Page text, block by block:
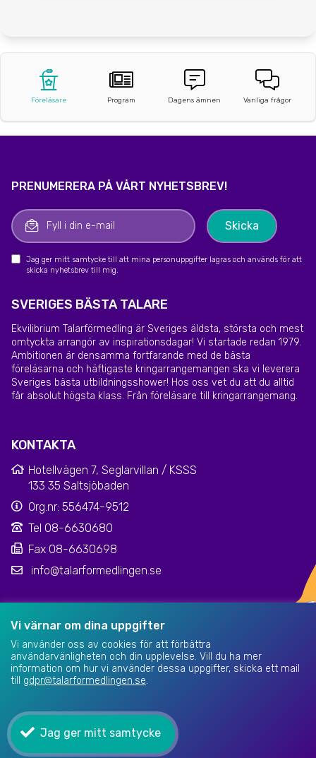
Föreläsare Program Dagens ämnen Vanliga frågor
KONTAKTA
Hotellvägen 7, Seglarvillan / KSSS
133 35 Saltsjöbaden
Org.nr: 556474-9512
Tel 08-6630680
Fax 08-6630698
info@talarformedlingen.se
SVERIGES BÄSTA TALARE
Ekvilibrium Talarförmedling är Sveriges äldsta, största och mest
omtyckta arrangör av inspirationsdagar! Vi startade redan 1979.
Ambitionen är densamma fortfarande med de bästa
föreläsarna och häftigaste kringarrangemangen ska vi leverera
Sveriges bästa utbildningsshower! Hos oss vet du att du alltid
får absolut högsta klass. Från föreläsare till kringarrangemang.
PRENUMERERA PÅ VÅRT NYHETSBREV!
Jag ger mitt samtycke till att mina personuppgifter lagras och används för att
skicka nyhetsbrev till mig.
Klarna kundsupport | Dataskyddsinformation
Vi värnar om dina uppgifter
Vi använder oss av cookies för att förbättra
användarvänligheten och din upplevelse. Vill du ha mer
information om hur vi använder dessa uppgifter, skicka ett mail
till gdpr@talarformedlingen.se.
Jag ger mitt samtycke